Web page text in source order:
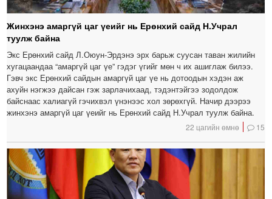
Жинхэнэ амаргүй цаг үеийг нь Ерөнхий сайд Н.Учрал
туулж байна
Экс Ерөнхий сайд Л.Оюун-Эрдэнэ эрх барьж суусан таван жилийн
хугацаандаа “амаргүй цаг үе” гэдэг үгийг мөн ч их ашиглаж билээ.
Гэвч экс Ерөнхий сайдын амаргүй цаг үе нь дотоодын хэдэн аж
ахуйн нэгжээ дайсан гэж зарлачихаад, тэдэнтэйгээ зодолдож
байснаас халиагүй гэчихвэл үнэнээс хол зөрөхгүй. Начир дээрээ
жинхэнэ амаргүй цаг үеийг нь Ерөнхий сайд Н.Учрал туулж байна.
22 цагийн өмнө 15